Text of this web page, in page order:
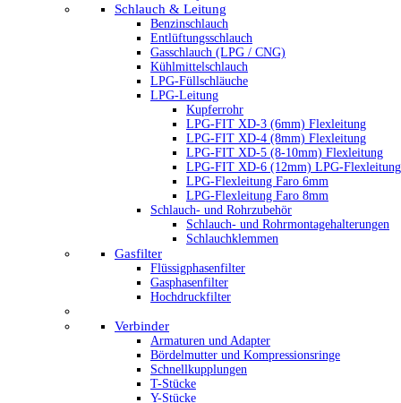
Schlauch & Leitung
Benzinschlauch
Entlüftungsschlauch
Gasschlauch (LPG / CNG)
Kühlmittelschlauch
LPG-Füllschläuche
LPG-Leitung
Kupferrohr
LPG-FIT XD-3 (6mm) Flexleitung
LPG-FIT XD-4 (8mm) Flexleitung
LPG-FIT XD-5 (8-10mm) Flexleitung
LPG-FIT XD-6 (12mm) LPG-Flexleitung
LPG-Flexleitung Faro 6mm
LPG-Flexleitung Faro 8mm
Schlauch- und Rohrzubehör
Schlauch- und Rohrmontagehalterungen
Schlauchklemmen
Gasfilter
Flüssigphasenfilter
Gasphasenfilter
Hochdruckfilter
Verbinder
Armaturen und Adapter
Bördelmutter und Kompressionsringe
Schnellkupplungen
T-Stücke
Y-Stücke